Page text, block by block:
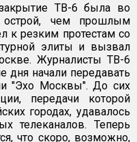
ТВ-6 была во
острой, чем прошлым
к резким протестам со
элиты и вызвал
Журналисты TВ-6
дня начали передавать
"Эхо Москвы". До сих
передачи которой
городах, удавалось
телеканалов. Теперь
что скоро, возможно,